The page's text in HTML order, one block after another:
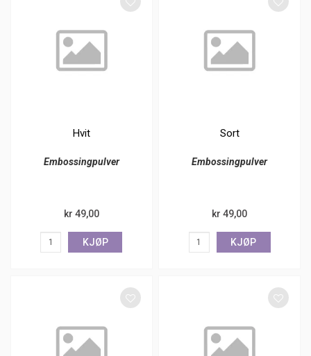
Hvit
Embossingpulver
kr 49,00
KJØP
Sort
Embossingpulver
kr 49,00
KJØP